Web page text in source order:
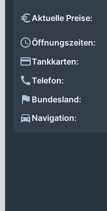
Aktuelle Preise:
Öffnungszeiten:
Tankkarten:
Telefon:
Bundesland:
Navigation: